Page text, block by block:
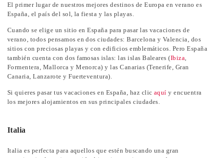
El primer lugar de nuestros mejores destinos de Europa en verano es
España, el país del sol, la fiesta y las playas.
Cuando se elige un sitio en España para pasar las vacaciones de
verano, todos pensamos en dos ciudades: Barcelona y Valencia, dos
sitios con preciosas playas y con edificios emblemáticos. Pero España
también cuenta con dos famosas islas: las islas Baleares (Ibiza
Formentera, Mallorca y Menorca) y las Canarias (Tenerife, Gran
Canaria, Lanzarote y Fuerteventura).
Si quieres pasar tus vacaciones en España, haz clic aquí y encuentra
los mejores alojamientos en sus principales ciudades.
Italia
Italia es perfecta para aquellos que estén buscando una gran